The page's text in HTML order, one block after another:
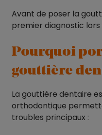
Avant de poser la
premier diagnostic
Pourquoi
gouttière
La gouttière dentaire
orthodontique
troubles principaux :